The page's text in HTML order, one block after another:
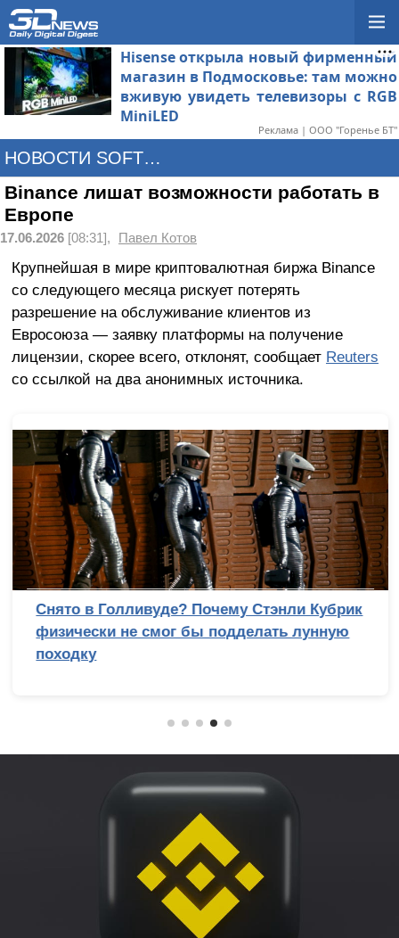
Hisense открыла новый фирменный
магазин в Подмосковье: там можно
вживую увидеть телевизоры с RGB
MiniLED
Реклама | ООО "Горенье БТ"
НОВОСТИ SOFTWARE
Binance лишат возможности работать в
Европе
17.06.2026 [08:31], Павел Котов
Крупнейшая в мире криптовалютная биржа Binance
со следующего месяца рискует потерять
разрешение на обслуживание клиентов из
Евросоюза — заявку платформы на получение
лицензии, скорее всего, отклонят, сообщает Reuters
со ссылкой на два анонимных источника.
Снято в Голливуде? Почему Стэнли Кубрик
физически не смог бы подделать лунную
походку